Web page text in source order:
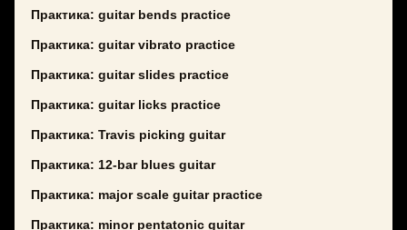
Практика: guitar bends practice
Практика: guitar vibrato practice
Практика: guitar slides practice
Практика: guitar licks practice
Практика: Travis picking guitar
Практика: 12-bar blues guitar
Практика: major scale guitar practice
Практика: minor pentatonic guitar